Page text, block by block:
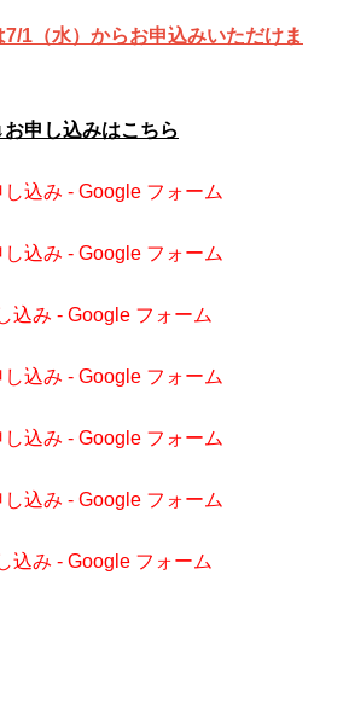
7/1 （水）からお申込みいただけま
申し込みはこちら
込み - Google フォーム
込み - Google フォーム
込み - Google フォーム
込み - Google フォーム
込み - Google フォーム
込み - Google フォーム
込み - Google フォーム